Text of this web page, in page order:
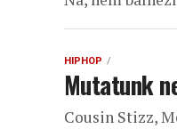
HIPHOP
Mutatunk
Cousin Stizz,